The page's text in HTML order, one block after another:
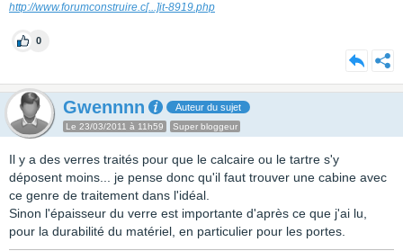
http://www.forumconstruire.c[...]it-8919.php
0
Gwennnn Auteur du sujet
Le 23/03/2011 à 11h59 Super bloggeur
Il y a des verres traités pour que le calcaire ou le tartre s'y
déposent moins... je pense donc qu'il faut trouver une cabine avec
ce genre de traitement dans l'idéal.
Sinon l'épaisseur du verre est importante d'après ce que j'ai lu,
pour la durabilité du matériel, en particulier pour les portes.